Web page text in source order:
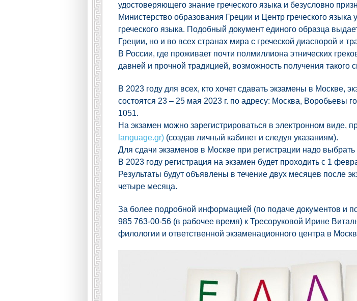
удостоверяющего знание греческого языка и безусловно
Министерство образования Греции и Центр греческого
греческого языка. Подобный документ единого образца
Греции, но и во всех странах мира с греческой диаспорой и
В России, где проживает почти полмиллиона этнических
давней и прочной традицией, возможность получения такого
В 2023 году для всех, кто хочет сдавать экзамены в Москве,
состоятся 23 – 25 мая 2023 г. по адресу: Москва, Воробьевы
1051.
На экзамен можно зарегистрироваться в электронном виде,
language.gr) (создав личный кабинет и следуя указаниям).
Для сдачи экзаменов в Москве при регистрации надо
В 2023 году регистрация на экзамен будет проходить с 1
Результаты будут объявлены в течение двух месяцев после
четыре месяца.
За более подробной информацией (по подаче документов и
985 763-00-56 (в рабочее время) к Тресоруковой Ирине
филологии и ответственной экзаменационного центра в